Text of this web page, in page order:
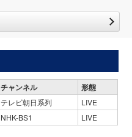
チャンネル 形態
テレビ朝日系列
LIVE
NHK-BS1 LIVE